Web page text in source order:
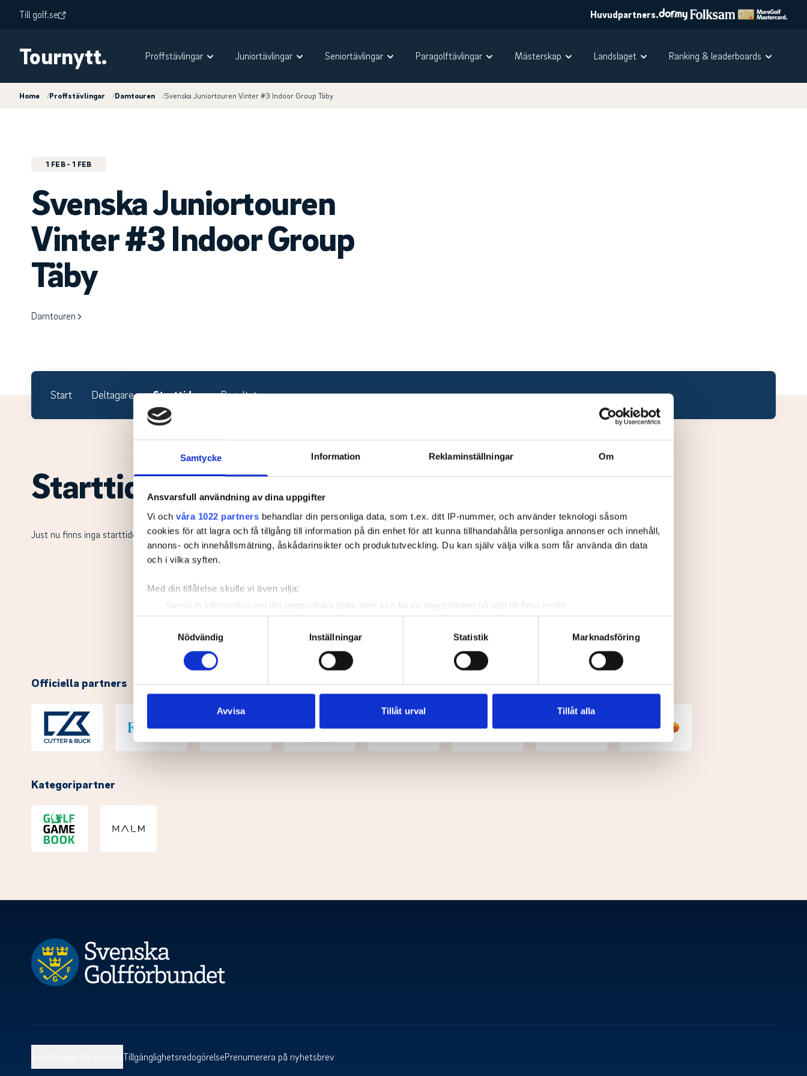
Samtycke Information Reklaminställningar Om
Ansvarsfull användning av dina uppgifter
Vi och våra 1022 partners behandlar din personliga data, som t.ex. ditt IP-nummer, och använder teknologi såsom
cookies för att lagra och få tillgång till information på din enhet för att kunna tillhandahålla personliga annonser och innehåll,
annons- och innehållsmätning, åskådarinsikter och produktutveckling. Du kan själv välja vilka som får använda din data
och i vilka syften.
Med din tillåtelse skulle vi även vilja:
Samla in information om din geografiska plats som kan ha en noggrannhet på upp till flera meter
Identifiera din enhet genom att aktivt skanna den för specifika kännetecken (fingeravtryck)
Ta reda på mer om hur dina personliga uppgifter behandlas och ställ in dina preferenser i
detaljsektionen. Du kan ändra
eller dra tillbaka ditt samtycke när som helst från cookie-förklaringen.
sociala medier och analysera vår trafik. Vi vidarebefordrar även sådana identifierare och annan information från din enhet
till de sociala medier och annons- och analysföretag som vi samarbetar med. Dessa kan i sin tur kombinera informationen
Nödvändig
Inställningar Statistik Marknadsföring
Avvisa Tillåt urval Tillåt alla
Till golf.se Huvudpartners.
Tournytt. Proffstävlingar Juniortävlingar Seniortävlingar Paragolftävlingar Mästerskap Landslaget Ranking & leaderboards
Home /Proffstävlingar /Damtouren /Svenska Juniortouren Vinter #3 Indoor Group Täby
1 FEB- 1 FEB
Svenska Juniortouren
Vinter #3 Indoor Group
Täby
Damtouren
Start Deltagare Starttider Resultat
Starttider.
Just nu finns inga starttider.
Officiella partners
Kategoripartner
TillgänglighetsredogörelsePrenumerera på nyhetsbrev